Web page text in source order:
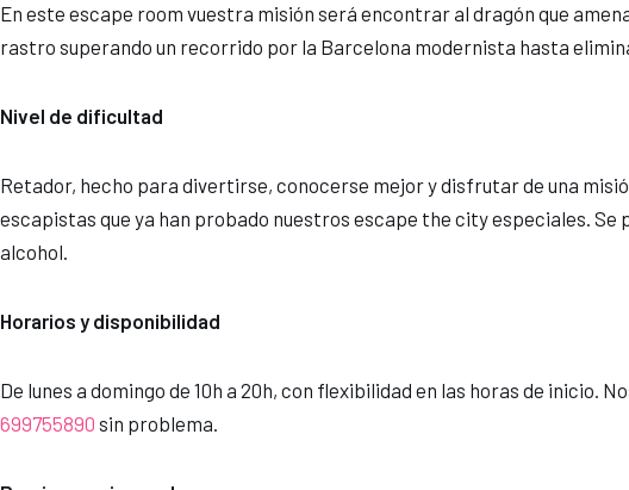
En este escape room vuestra misión será encontrar al dragón que
rastro superando un recorrido por la Barcelona modernista hasta
Nivel de dificultad
Retador, hecho para divertirse, conocerse mejor y disfrutar de una
escapistas que ya han probado nuestros escape the city especiales.
alcohol.
Horarios y disponibilidad
De lunes a domingo de 10h a 20h, con flexibilidad en las horas de
699755890 sin problema.